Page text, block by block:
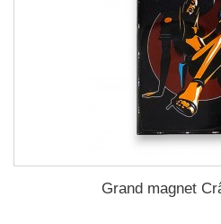
Grand magnet